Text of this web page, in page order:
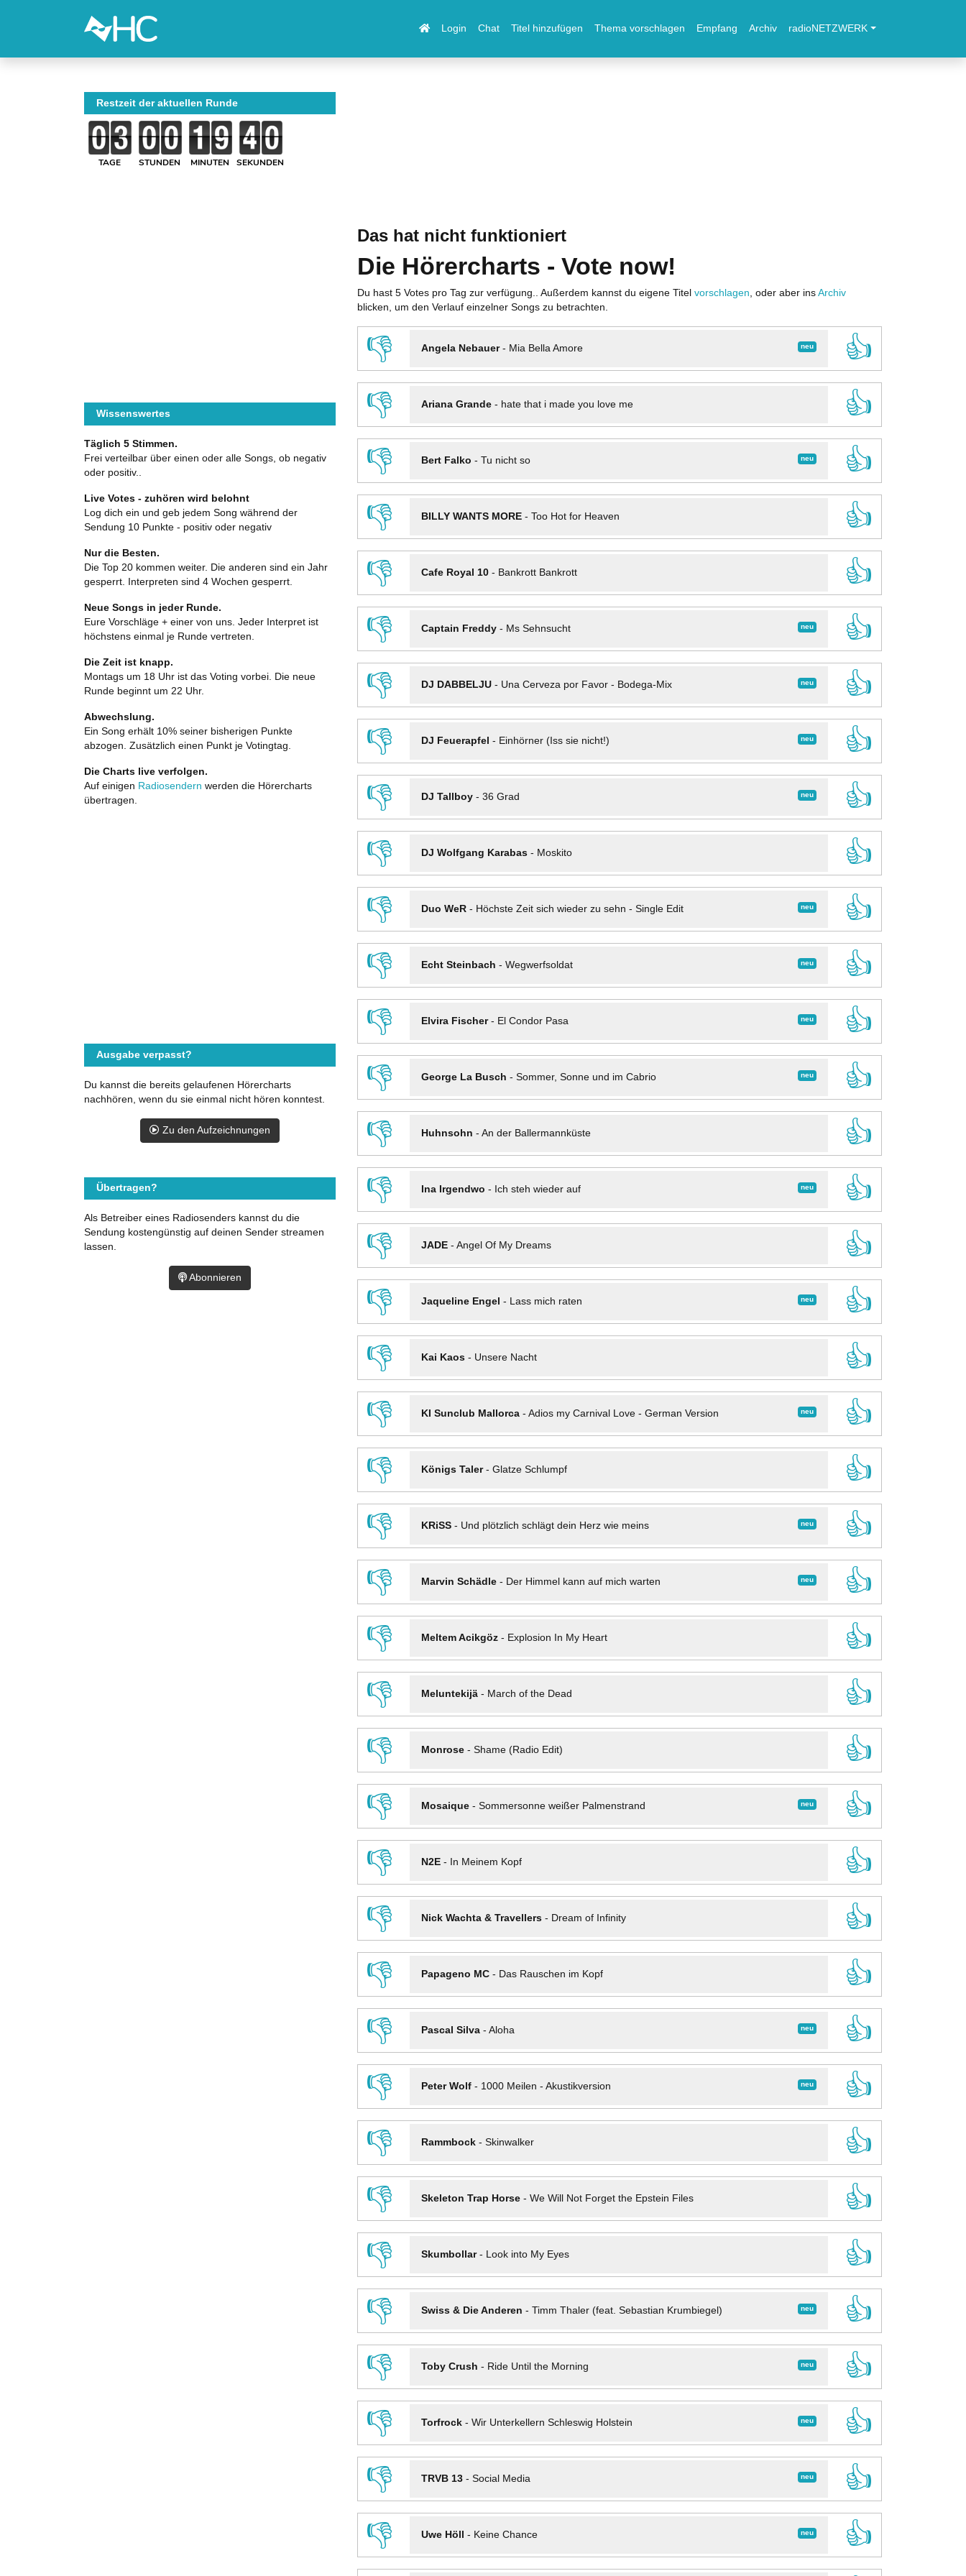
Login Chat Titel hinzufügen Thema vorschlagen Empfang Archiv radioNETZWERK
Das hat nicht funktioniert
Die Hörercharts - Vote now!
Du hast 5 Votes pro Tag zur verfügung.. Außerdem kannst du eigene Titel vorschlagen , oder aber ins Archiv
blicken, um den Verlauf einzelner Songs zu betrachten.
👎 neu
Angela Nebauer- Mia Bella Amore
👍
👎
Ariana Grande- hate that i made you love me
👍
👎
neu
Bert Falko - Tu nicht so
👍
👎
BILLY WANTS MORE- Too Hot for Heaven
👍
👎
Cafe Royal 10- Bankrott Bankrott
👍
👎
neu
Captain Freddy- Ms Sehnsucht
👍
👎
neu
DJ DABBELJU- Una Cerveza por Favor - Bodega-Mix
👍
👎
neu
DJ Feuerapfel - Einhörner (Iss sie nicht!)
👍
👎
neu
DJ Tallboy- 36 Grad
👍
👎
DJ Wolfgang Karabas- Moskito
👍
👎
neu
Duo WeR- Höchste Zeit sich wieder zu sehn - Single Edit
👍
👎
neu
Echt Steinbach - Wegwerfsoldat
👍
👎
neu
Elvira Fischer- El Condor Pasa
👍
👎
neu
George La Busch - Sommer, Sonne und im Cabrio
👍
👎
Huhnsohn - An der Ballermannküste
👍
👎
neu
Ina Irgendwo - Ich steh wieder auf
👍
👎
JADE- Angel Of My Dreams
👍
👎
neu
Jaqueline Engel - Lass mich raten
👍
👎
Kai Kaos- Unsere Nacht
👍
👎
neu
KI Sunclub Mallorca- Adios my Carnival Love - German Version
👍
👎
Königs Taler- Glatze Schlumpf
👍
👎
neu
KRiSS- Und plötzlich schlägt dein Herz wie meins
👍
👎
neu
Marvin Schädle- Der Himmel kann auf mich warten
👍
👎
Meltem Acikgöz- Explosion In My Heart
👍
👎
Meluntekijä- March of the Dead
👍
👎
Monrose- Shame (Radio Edit)
👍
👎
neu
Mosaique- Sommersonne weißer Palmenstrand
👍
👎
N2E- In Meinem Kopf
👍
👎
Nick Wachta & Travellers- Dream of Infinity
👍
👎
Papageno MC- Das Rauschen im Kopf
👍
👎
neu
Pascal Silva- Aloha
👍
👎
neu
Peter Wolf- 1000 Meilen - Akustikversion
👍
👎
Rammbock- Skinwalker
👍
👎
Skeleton Trap Horse- We Will Not Forget the Epstein Files
👍
👎
Skumbollar- Look into My Eyes
👍
👎
neu
Swiss & Die Anderen - Timm Thaler (feat. Sebastian Krumbiegel)
👍
👎
neu
Toby Crush - Ride Until the Morning
👍
👎
neu
Torfrock- Wir Unterkellern Schleswig Holstein
👍
👎
neu
TRVB 13- Social Media
👍
👎
neu
Uwe Höll - Keine Chance
👍
Restzeit der aktuellen Runde
TAGE STUNDEN MINUTEN SEKUNDEN
Wissenswertes
Täglich 5 Stimmen.
Frei verteilbar über einen oder alle Songs, ob negativ
oder positiv..
Live Votes - zuhören wird belohnt
Log dich ein und geb jedem Song während der
Sendung 10 Punkte - positiv oder negativ
Nur die Besten.
Die Top 20 kommen weiter. Die anderen sind ein Jahr
gesperrt. Interpreten sind 4 Wochen gesperrt.
Neue Songs in jeder Runde.
Eure Vorschläge + einer von uns. Jeder Interpret ist
höchstens einmal je Runde vertreten.
Die Zeit ist knapp.
Montags um 18 Uhr ist das Voting vorbei. Die neue
Runde beginnt um 22 Uhr.
Abwechslung.
Ein Song erhält 10% seiner bisherigen Punkte
abzogen. Zusätzlich einen Punkt je Votingtag.
Die Charts live verfolgen.
Auf einigen Radiosendern werden die Hörercharts
übertragen.
Ausgabe verpasst?
Du kannst die bereits gelaufenen Hörercharts
nachhören, wenn du sie einmal nicht hören konntest.
Zu den Aufzeichnungen
Übertragen?
Als Betreiber eines Radiosenders kannst du die
Sendung kostengünstig auf deinen Sender streamen
lassen.
Abonnieren